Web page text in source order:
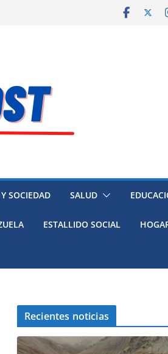
SOCIEDAD SALUD
ESTALLIDO SOCIAL
Recientes noticias